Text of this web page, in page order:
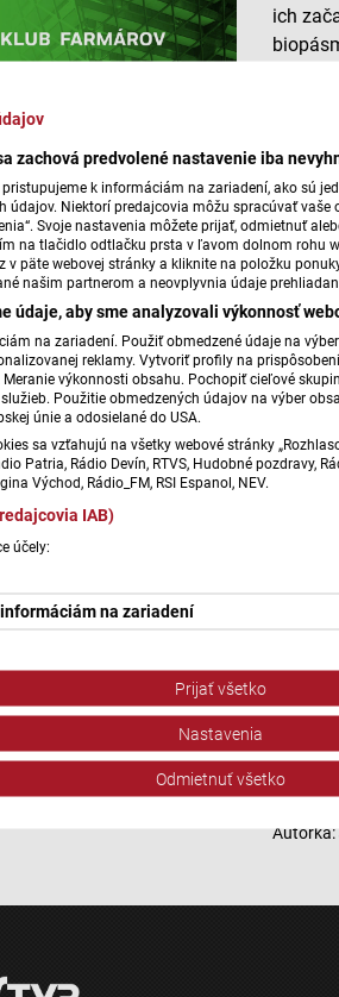
zachová predvolené nastavenie iba
k informáciám na zariadení, ako sú
údajov. Niektorí predajcovia môžu spracúvať vaše
Svoje nastavenia môžete prijať, odmietnuť
na tlačidlo odtlačku prsta v ľavom dolnom rohu
päte webovej stránky a kliknite na položku
našim partnerom a neovplyvnia údaje
údaje, aby sme analyzovali výkonnosť
na zariadení. Použiť obmedzené údaje na
reklamy. Vytvoriť profily na
výkonnosti obsahu. Pochopiť cieľové
Použitie obmedzených údajov na výber
únie a odosielané do USA.
sa vzťahujú na všetky webové stránky
Patria, Rádio Devín, RTVS, Hudobné pozdravy,
Východ, Rádio_FM, RSI Espanol, NEV.
IAB)
účely:
na zariadení
reklamu
reklamy
Prijať všetko
Nastavenia
Odmietnuť všetko
ich
tieto
Aj na
ako
nich
ploche
Tvorba
strany
tak